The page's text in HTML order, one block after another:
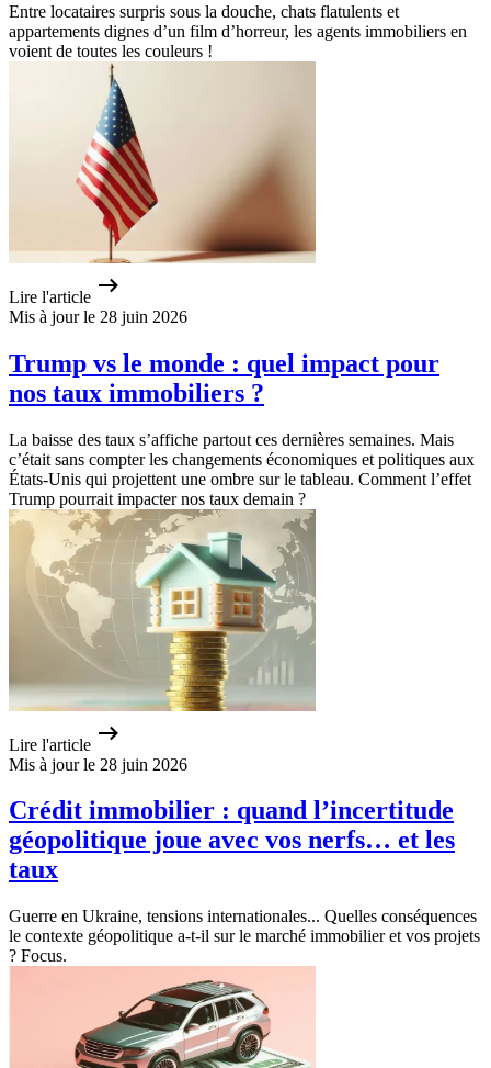
Entre locataires surpris sous la douche, chats flatulents et
appartements dignes d’un film d’horreur, les agents immobiliers en
voient de toutes les couleurs !
Lire l'article
Mis à jour le 28 juin 2026
Trump vs le monde : quel impact pour
nos taux immobiliers ?
La baisse des taux s’affiche partout ces dernières semaines. Mais
c’était sans compter les changements économiques et politiques aux
États-Unis qui projettent une ombre sur le tableau. Comment l’effet
Trump pourrait impacter nos taux demain ?
Lire l'article
Mis à jour le 28 juin 2026
Crédit immobilier : quand l’incertitude
géopolitique joue avec vos nerfs… et les
taux
Guerre en Ukraine, tensions internationales... Quelles conséquences
le contexte géopolitique a-t-il sur le marché immobilier et vos projets
? Focus.